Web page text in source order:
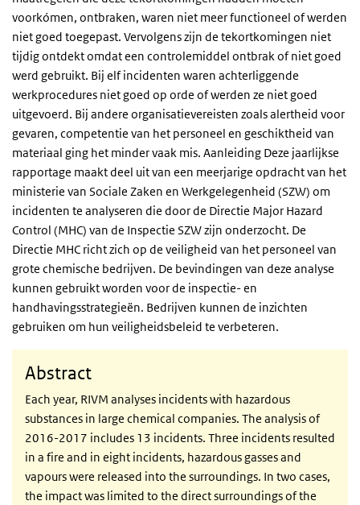
voorkómen, ontbraken, waren niet meer functioneel of werden
niet goed toegepast. Vervolgens zijn de tekortkomingen niet
tijdig ontdekt omdat een controlemiddel ontbrak of niet goed
werd gebruikt. Bij elf incidenten waren achterliggende
werkprocedures niet goed op orde of werden ze niet goed
uitgevoerd. Bij andere organisatievereisten zoals alertheid voor
gevaren, competentie van het personeel en geschiktheid van
materiaal ging het minder vaak mis. Aanleiding Deze jaarlijkse
rapportage maakt deel uit van een meerjarige opdracht van het
ministerie van Sociale Zaken en Werkgelegenheid (SZW) om
incidenten te analyseren die door de Directie Major Hazard
Control (MHC) van de Inspectie SZW zijn onderzocht. De
Directie MHC richt zich op de veiligheid van het personeel van
grote chemische bedrijven. De bevindingen van deze analyse
kunnen gebruikt worden voor de inspectie- en
handhavingsstrategieën. Bedrijven kunnen de inzichten
gebruiken om hun veiligheidsbeleid te verbeteren.
Abstract
Each year, RIVM analyses incidents with hazardous
substances in large chemical companies. The analysis of
2016-2017 includes 13 incidents. Three incidents resulted
in a fire and in eight incidents, hazardous gasses and
vapours were released into the surroundings. In two cases,
the impact was limited to the direct surroundings of the